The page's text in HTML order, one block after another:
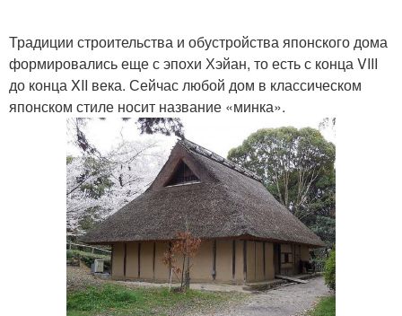
Традиции строительства и обустройства японского дома
формировались еще с эпохи Хэйан, то есть с конца VIII
до конца XII века. Сейчас любой дом в классическом
японском стиле носит название «минка».